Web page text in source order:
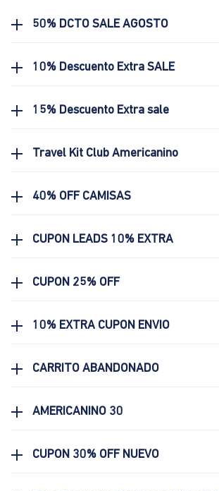
50% DCTO SALE AGOSTO
10% Descuento Extra SALE
15% Descuento Extra sale
Travel Kit Club Americanino
40% OFF CAMISAS
CUPON LEADS 10% EXTRA
CUPON 25% OFF
10% EXTRA CUPON ENVIO
CARRITO ABANDONADO
AMERICANINO 30
CUPON 30% OFF NUEVO